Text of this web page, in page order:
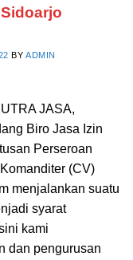
BYADMIN
JASA,
Biro Jasa Izin
Perseroan
(CV)
menjalankan suatu
syarat
kami
dan pengurusan